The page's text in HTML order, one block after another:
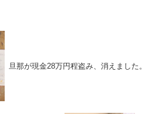
旦那が現金28万円程盗み、消えました。